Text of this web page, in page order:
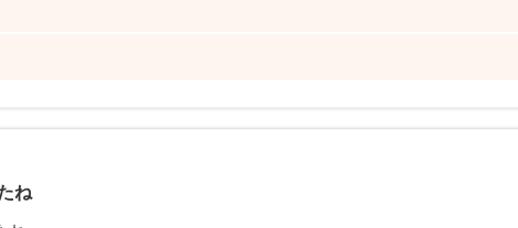
ね